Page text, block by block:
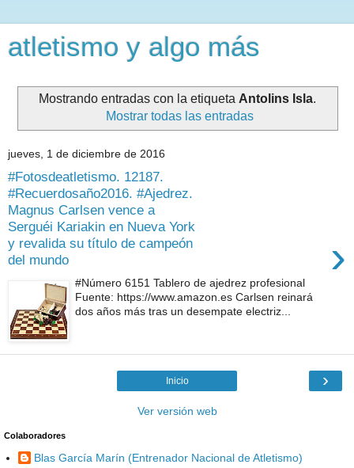
atletismo y algo más
Mostrando entradas con la etiqueta Antolins Isla.
Mostrar todas las entradas
jueves, 1 de diciembre de 2016
#Fotosdeatletismo. 12187.
#Recuerdosaño2016. #Ajedrez.
Magnus Carlsen vence a
Serguéi Kariakin en Nueva York
y revalida su título de campeón
del mundo
›
#Número 6151 Tablero de ajedrez profesional
Fuente: https://www.amazon.es Carlsen reinará
dos años más tras un desempate electriz...
›
Inicio
Ver versión web
Colaboradores
Blas García Marín (Entrenador Nacional de Atletismo)